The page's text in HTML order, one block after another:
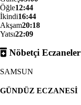
Öğle12:44
İkindi16:44
Akşam20:18
Yatsı22:09
Nöbetçi Eczaneler
SAMSUN
GÜNDÜZ ECZANESİ